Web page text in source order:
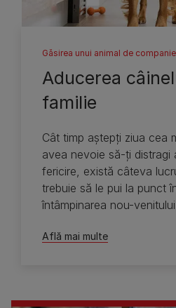
Găsirea unui animal de companie
Aducerea
familie
Cât timp aştepţi ziua cea
avea nevoie să-ţi distragi
fericire, există câteva
trebuie să le pui la punct
întâmpinarea nou-
Află mai multe